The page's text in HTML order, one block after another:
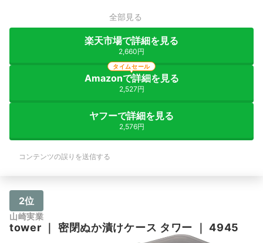
全部見る
楽天市場で詳細を見る
2,660円
Amazonで詳細を見る
2,527円
タイムセール
ヤフーで詳細を見る
2,576円
コンテンツの誤りを送信する
2位
山崎実業
tower 密閉ぬか漬けケース タワー ｜4945